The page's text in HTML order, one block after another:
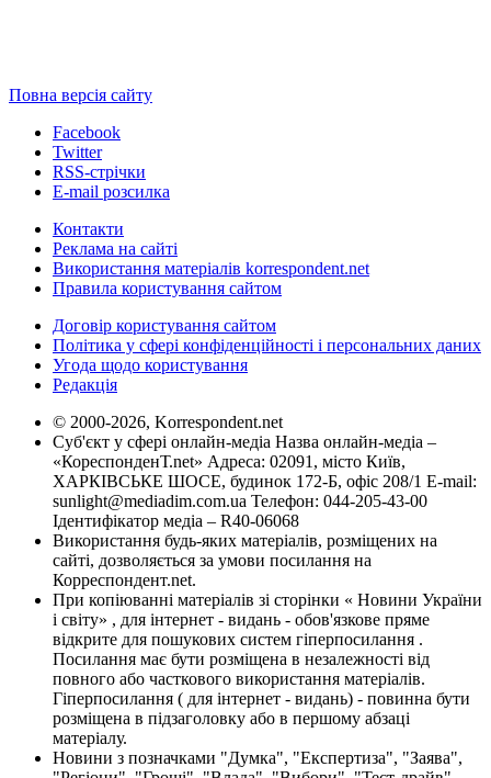
Повна версія сайту
Facebook
Twitter
RSS-стрічки
E-mail розсилка
Контакти
Реклама на сайті
Використання матеріалів korrespondent.net
Правила користування сайтом
Договір користування сайтом
Політика у сфері конфіденційності і персональних даних
Угода щодо користування
Редакція
© 2000-2026, Korrespondent.net
Суб'єкт у сфері онлайн-медіа Назва онлайн-медіа –
«КореспонденТ.net» Адреса: 02091, місто Київ,
ХАРКІВСЬКЕ ШОСЕ, будинок 172-Б, офіс 208/1 E-mail:
sunlight@mediadim.com.ua Телефон: 044-205-43-00
Ідентифікатор медіа – R40-06068
Використання будь-яких матеріалів, розміщених на
сайті, дозволяється за умови посилання на
Корреспондент.net.
При копіюванні матеріалів зі сторінки « Новини України
і світу» , для інтернет - видань - обов'язкове пряме
відкрите для пошукових систем гіперпосилання .
Посилання має бути розміщена в незалежності від
повного або часткового використання матеріалів.
Гіперпосилання ( для інтернет - видань) - повинна бути
розміщена в підзаголовку або в першому абзаці
матеріалу.
Новини з позначками "Думка", "Експертиза", "Заява",